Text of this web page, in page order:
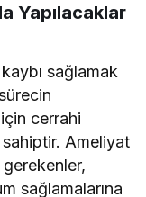
Yapılacaklar
sağlamak
için cerrahi
sahiptir. Ameliyat
sağlamalarına